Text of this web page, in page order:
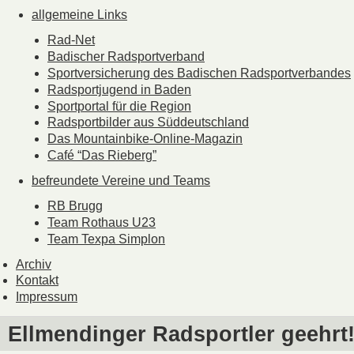
allgemeine Links
Rad-Net
Badischer Radsportverband
Sportversicherung des Badischen Radsportverbandes
Radsportjugend in Baden
Sportportal für die Region
Radsportbilder aus Süddeutschland
Das Mountainbike-Online-Magazin
Café “Das Rieberg”
befreundete Vereine und Teams
RB Brugg
Team Rothaus U23
Team Texpa Simplon
Archiv
Kontakt
Impressum
Ellmendinger Radsportler geehrt!